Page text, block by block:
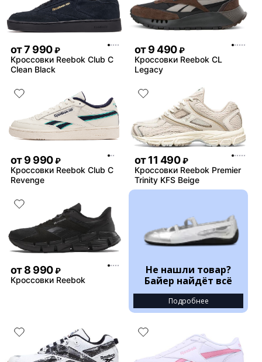
от7 990 ₽
Кроссовки Reebok Club C
Clean Black
от9 490 ₽
Кроссовки Reebok CL
Legacy
от9 990 ₽
Кроссовки Reebok Club C
Revenge
от11 490 ₽
Кроссовки Reebok Premier
Trinity KFS Beige
от8 990 ₽
Кроссовки Reebok
Не нашли товар?
Байер найдёт всё
Подробнее